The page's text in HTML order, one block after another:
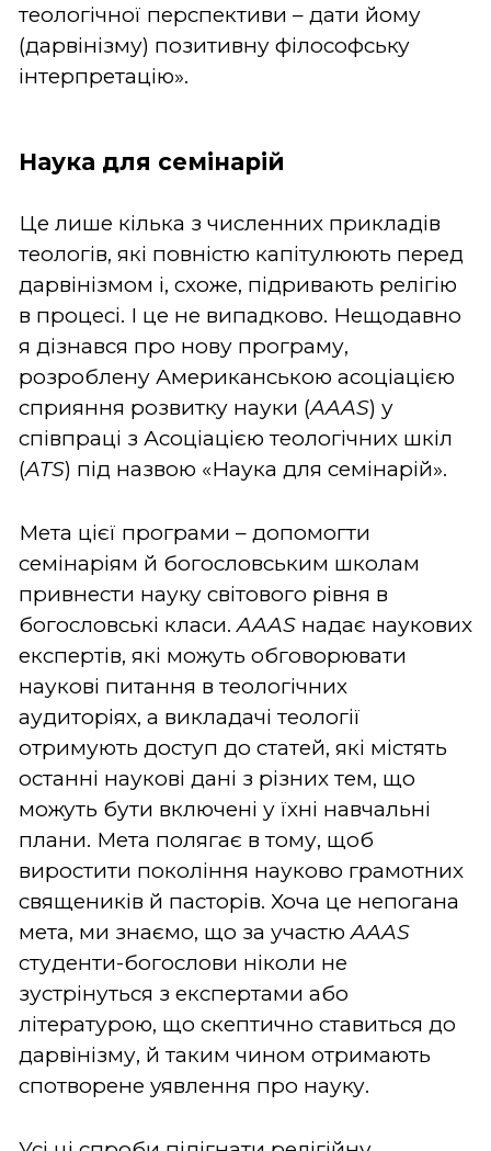
теологічної перспективи – дати йому
(дарвінізму) позитивну філософську
інтерпретацію».
Наука для семінарій
Це лише кілька з численних прикладів
теологів, які повністю капітулюють перед
дарвінізмом і, схоже, підривають релігію
в процесі. І це не випадково. Нещодавно
я дізнався про нову програму,
розроблену Американською асоціацією
сприяння розвитку науки (AAAS) у
співпраці з Асоціацією теологічних шкіл
(ATS) під назвою «Наука для семінарій».
Мета цієї програми – допомогти
семінаріям й богословським школам
привнести науку світового рівня в
богословські класи.AAAS надає наукових
експертів, які можуть обговорювати
наукові питання в теологічних
аудиторіях, а викладачі теології
отримують доступ до статей, які містять
останні наукові дані з різних тем, що
можуть бути включені у їхні навчальні
плани. Мета полягає в тому, щоб
виростити покоління науково грамотних
священиків й пасторів. Хоча це непогана
мета, ми знаємо, що за участюAAAS
студенти-богослови ніколи не
зустрінуться з експертами або
літературою, що скептично ставиться до
дарвінізму, й таким чином отримають
спотворене уявлення про науку.